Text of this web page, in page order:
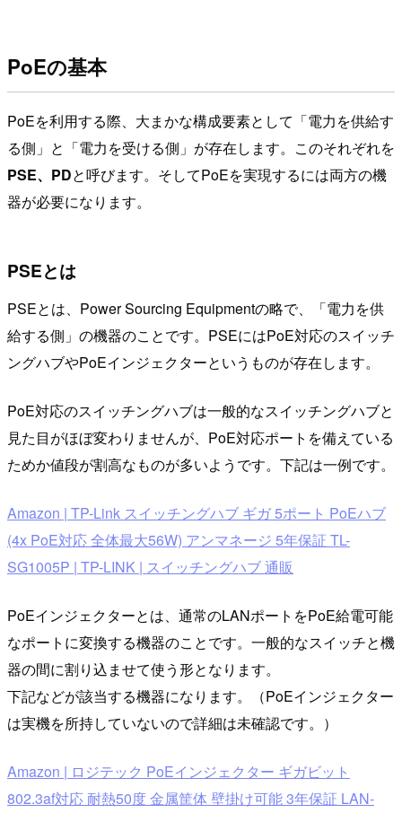
PoEの基本
PoEを利用する際、大まかな構成要素として「電力を供給す
る側」と「電力を受ける側」が存在します。このそれぞれを
PSE、PDと呼びます。そしてPoEを実現するには両方の機
器が必要になります。
PSEとは
PSEとは、Power Sourcing Equipmentの略で、「電力を供
給する側」の機器のことです。PSEにはPoE対応のスイッチ
ングハブやPoEインジェクターというものが存在します。
PoE対応のスイッチングハブは一般的なスイッチングハブと
見た目がほぼ変わりませんが、PoE対応ポートを備えている
ためか値段が割高なものが多いようです。下記は一例です。
Amazon | TP-Link スイッチングハブ ギガ 5ポート PoEハブ
(4x PoE対応 全体最大56W) アンマネージ 5年保証 TL-
SG1005P | TP-LINK | スイッチングハブ 通販
PoEインジェクターとは、通常のLANポートをPoE給電可能
なポートに変換する機器のことです。一般的なスイッチと機
器の間に割り込ませて使う形となります。
下記などが該当する機器になります。（PoEインジェクター
は実機を所持していないので詳細は未確認です。）
Amazon | ロジテック PoEインジェクター ギガビット
802.3af対応 耐熱50度 金属筐体 壁掛け可能 3年保証 LAN-